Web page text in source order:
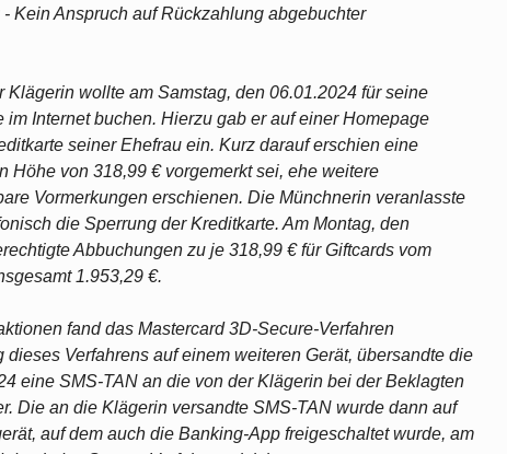
Kein Anspruch auf Rückzahlung abgebuchter
Klägerin wollte am Samstag, den 06.01.2024 für seine
Internet buchen. Hierzu gab er auf einer Homepage
seiner Ehefrau ein. Kurz darauf erschien eine
Höhe von 318,99 € vorgemerkt sei, ehe weitere
Vormerkungen erschienen. Die Münchnerin veranlasste
die Sperrung der Kreditkarte. Am Montag, den
Abbuchungen zu je 318,99 € für Giftcards vom
1.953,29 €.
fand das Mastercard 3D-Secure-Verfahren
Verfahrens auf einem weiteren Gerät, übersandte die
eine SMS-TAN an die von der Klägerin bei der Beklagten
Die an die Klägerin versandte SMS-TAN wurde dann auf
auf dem auch die Banking-App freigeschaltet wurde, am